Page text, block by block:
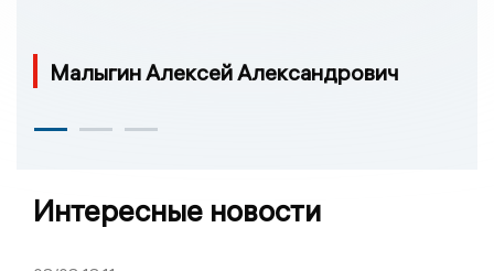
Малыгин Алексей Александрович
Интересные новости